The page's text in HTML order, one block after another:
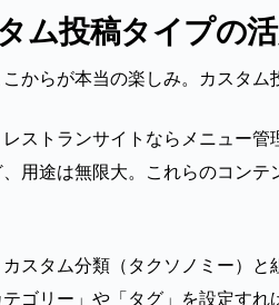
ム投稿タイプの
からが本当の楽しみ。カスタ
ストランサイトならメニュー
用途は無限大。これらのコン
スタム分類（タクソノミー）
ゴリー」や「タグ」を設定すれ